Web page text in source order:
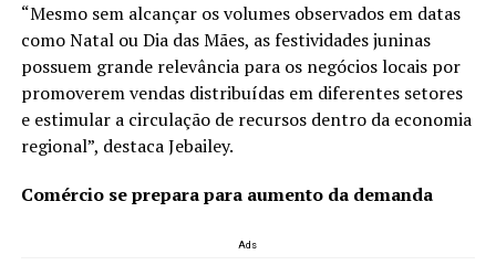
“Mesmo sem alcançar os volumes observados em datas
como Natal ou Dia das Mães, as festividades juninas
possuem grande relevância para os negócios locais por
promoverem vendas distribuídas em diferentes setores
e estimular a circulação de recursos dentro da economia
regional”, destaca Jebailey.
Comércio se prepara para aumento da demanda
Ads